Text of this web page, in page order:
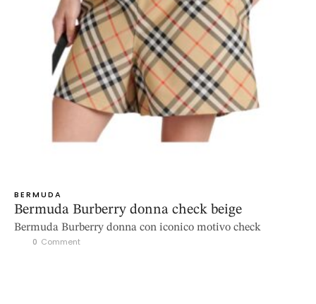
BERMUDA
Bermuda Burberry donna check beige
Bermuda Burberry donna con iconico motivo check
0 Comment